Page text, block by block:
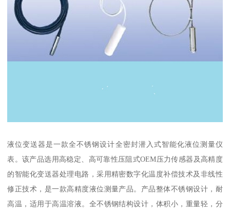
液位变送器是一款全不锈钢设计全密封潜入式智能化液位测量仪
表。该产品选用高稳定、高可靠性压阻式OEM压力传感器及高精度
的智能化变送器处理电路，采用精密数字化温度补偿技术及非线性
修正技术，是一款高精度液位测量产品。产品整体不锈钢设计，耐
高温，适用于高温溶液。全不锈钢结构设计，体积小，重量轻，分